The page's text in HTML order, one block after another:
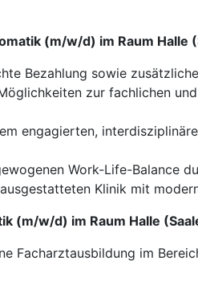
(m/w/d) im Raum Halle
Bezahlung sowie
zur fachlichen
engagierten,
Work-Life-Balance
Klinik mit
(m/w/d) im Raum Halle
Facharztausbildung im